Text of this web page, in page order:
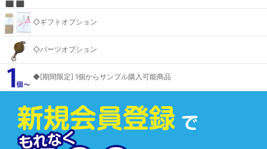
◇ギフトオプション
◇パーツオプション
◆[期間限定] 1個からサンプル購入可能商品